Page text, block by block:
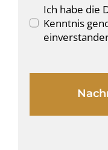
Ich habe die
Kenntnis